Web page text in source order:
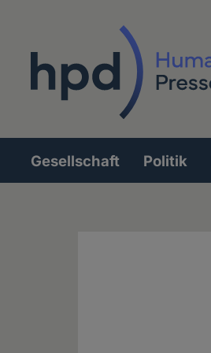
Hauptnavigation
Gesellschaft Politik